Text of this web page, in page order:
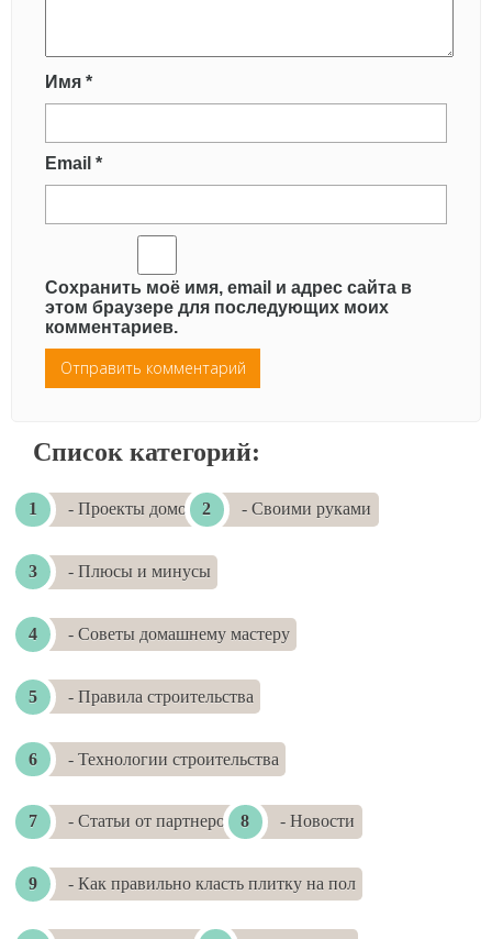
Имя *
Email *
Сохранить моё имя, email и адрес сайта в
этом браузере для последующих моих
комментариев.
Список категорий:
- Проекты домов - Своими руками
- Плюсы и минусы
- Советы домашнему мастеру
- Правила строительства
- Технологии строительства
- Статьи от партнеров - Новости
- Как правильно класть плитку на пол